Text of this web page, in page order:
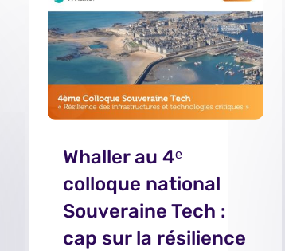
Whaller au 4ᵉ
colloque national
Souveraine Tech :
cap sur la résilience